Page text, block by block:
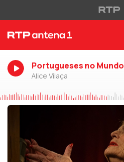
Portugueses no Mundo
Alice Vilaça